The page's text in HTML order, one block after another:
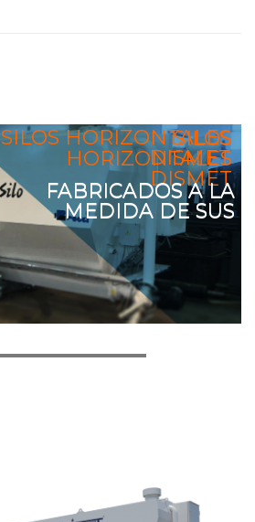
SILOS
HORIZONTALES
DISMET
FABRICADOS A LA
MEDIDA DE SUS
NECESIDADES
SILOS HORIZONTALES
DISMET
FABRICADOS A LA
MEDIDA DE SUS
NECESIDADES